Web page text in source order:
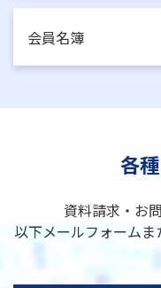
会員名簿
各
資料請求・お
以下メールフォーム